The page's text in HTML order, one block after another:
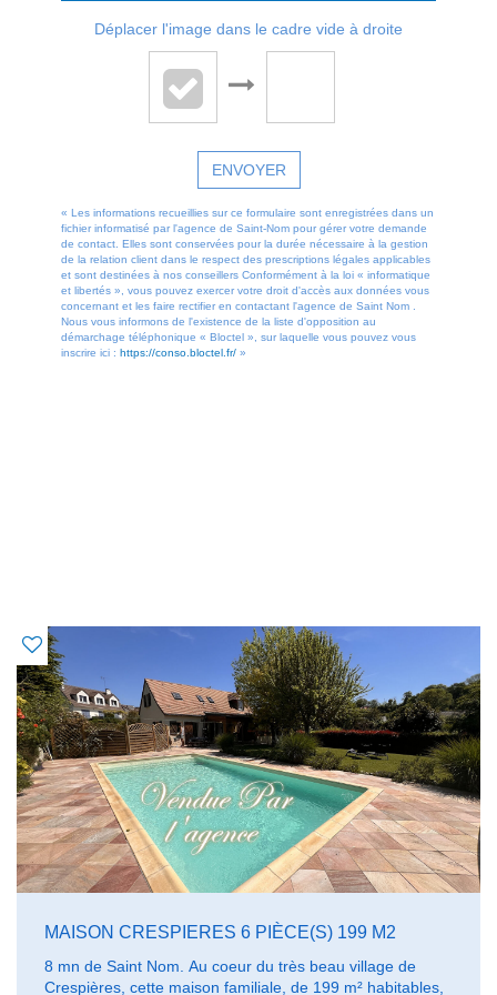
Déplacer l'image dans le cadre vide à droite
ENVOYER
« Les informations recueillies sur ce formulaire sont enregistrées dans un
fichier informatisé par l'agence de Saint-Nom pour gérer votre demande
de contact. Elles sont conservées pour la durée nécessaire à la gestion
de la relation client dans le respect des prescriptions légales applicables
et sont destinées à nos conseillers Conformément à la loi « informatique
et libertés », vous pouvez exercer votre droit d'accès aux données vous
concernant et les faire rectifier en contactant l'agence de Saint Nom .
Nous vous informons de l'existence de la liste d'opposition au
démarchage téléphonique « Bloctel », sur laquelle vous pouvez vous
inscrire ici : https://conso.bloctel.fr/ »
MAISON CRESPIERES 6 PIÈCE(S) 199 M2
8 mn de Saint Nom. Au coeur du très beau village de
Crespières, cette maison familiale, de 199 m² habitables,